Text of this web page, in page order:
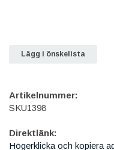
Lägg i önskelista
Artikelnummer:
SKU1398
Direktlänk:
Högerklicka och kopiera